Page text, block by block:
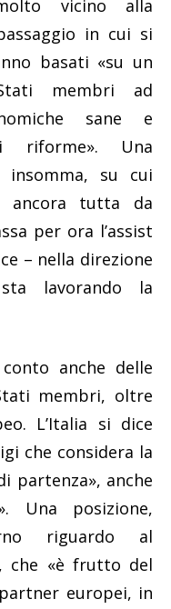
vicino alla
in cui si
basati «su un
membri ad
sane e
riforme». Una
insomma, su cui
ancora tutta da
per ora l’assist
– nella direzione
lavorando la
anche delle
membri, oltre
L’Italia si dice
che considera la
partenza», anche
Una posizione,
riguardo al
che «è frutto del
europei, in